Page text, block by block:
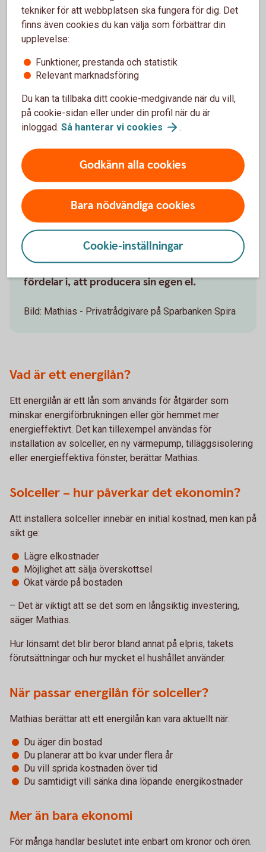
Energilån och solceller – när
hållbarhet och ekonomi går
hand i hand
Hur vet man att det är rätt beslut?
Privatrådgivaren Mathias berättar
mer
Att investera i solceller har gått från
framtidstänk till vardagsbeslut för många
husägare. Samtidigt växer intresset för
energilån – ett lån som gör det möjligt att
finansiera energiförbättringar i hemmet.
Bankens licensierade privatrådgivare Mathias
möter allt fler som funderar på, och ser stora
fördelar i, att producera sin egen el.
Bild: Mathias - Privatrådgivare på Sparbanken Spira
Vad är ett energilån?
Ett energilån är ett lån som används för åtgärder som
minskar energiförbrukningen eller gör hemmet mer
energieffektivt. Det kan tillexempel användas för
installation av solceller, en ny värmepump, tilläggsisolering
eller energieffektiva fönster, berättar Mathias.
Solceller – hur påverkar det ekonomin?
Att installera solceller innebär en initial kostnad, men kan på
sikt ge:
Lägre elkostnader
Möjlighet att sälja överskottsel
Ökat värde på bostaden
– Det är viktigt att se det som en långsiktig investering,
säger Mathias.
Hur lönsamt det blir beror bland annat på elpris, takets
förutsättningar och hur mycket el hushållet använder.
När passar energilån för solceller?
Mathias berättar att ett energilån kan vara aktuellt när:
Du äger din bostad
Du planerar att bo kvar under flera år
Du vill sprida kostnaden över tid
Du samtidigt vill sänka dina löpande energikostnader
Mer än bara ekonomi
För många handlar beslutet inte enbart om kronor och ören.
tekniker för att webbplatsen ska fungera för dig. Det
finns även cookies du kan välja som förbättrar din
upplevelse:
Funktioner, prestanda och statistik
Relevant marknadsföring
Du kan ta tillbaka ditt cookie-medgivande när du vill,
på cookie-sidan eller under din profil när du är
inloggad. Så hanterar vi cookies .
Godkänn alla cookies
Bara nödvändiga cookies
Cookie-inställningar